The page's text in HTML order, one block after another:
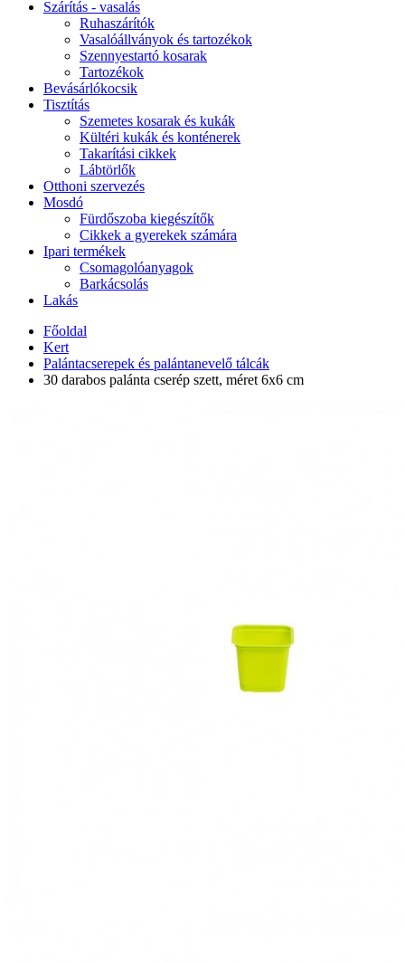
Szárítás - vasalás
Ruhaszárítók
Vasalóállványok és tartozékok
Szennyestartó kosarak
Tartozékok
Bevásárlókocsik
Tisztítás
Szemetes kosarak és kukák
Kültéri kukák és konténerek
Takarítási cikkek
Lábtörlők
Otthoni szervezés
Mosdó
Fürdőszoba kiegészítők
Cikkek a gyerekek számára
Ipari termékek
Csomagolóanyagok
Barkácsolás
Lakás
Főoldal
Kert
Palántacserepek és palántanevelő tálcák
30 darabos palánta cserép szett, méret 6x6 cm